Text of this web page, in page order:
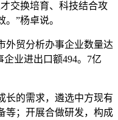
交换培育、科技结合攻
”杨卓说。
贸分析办事企业数量达
业进出口额494。7亿
的需求，遴选中方现有
等；开展合做研发，构成